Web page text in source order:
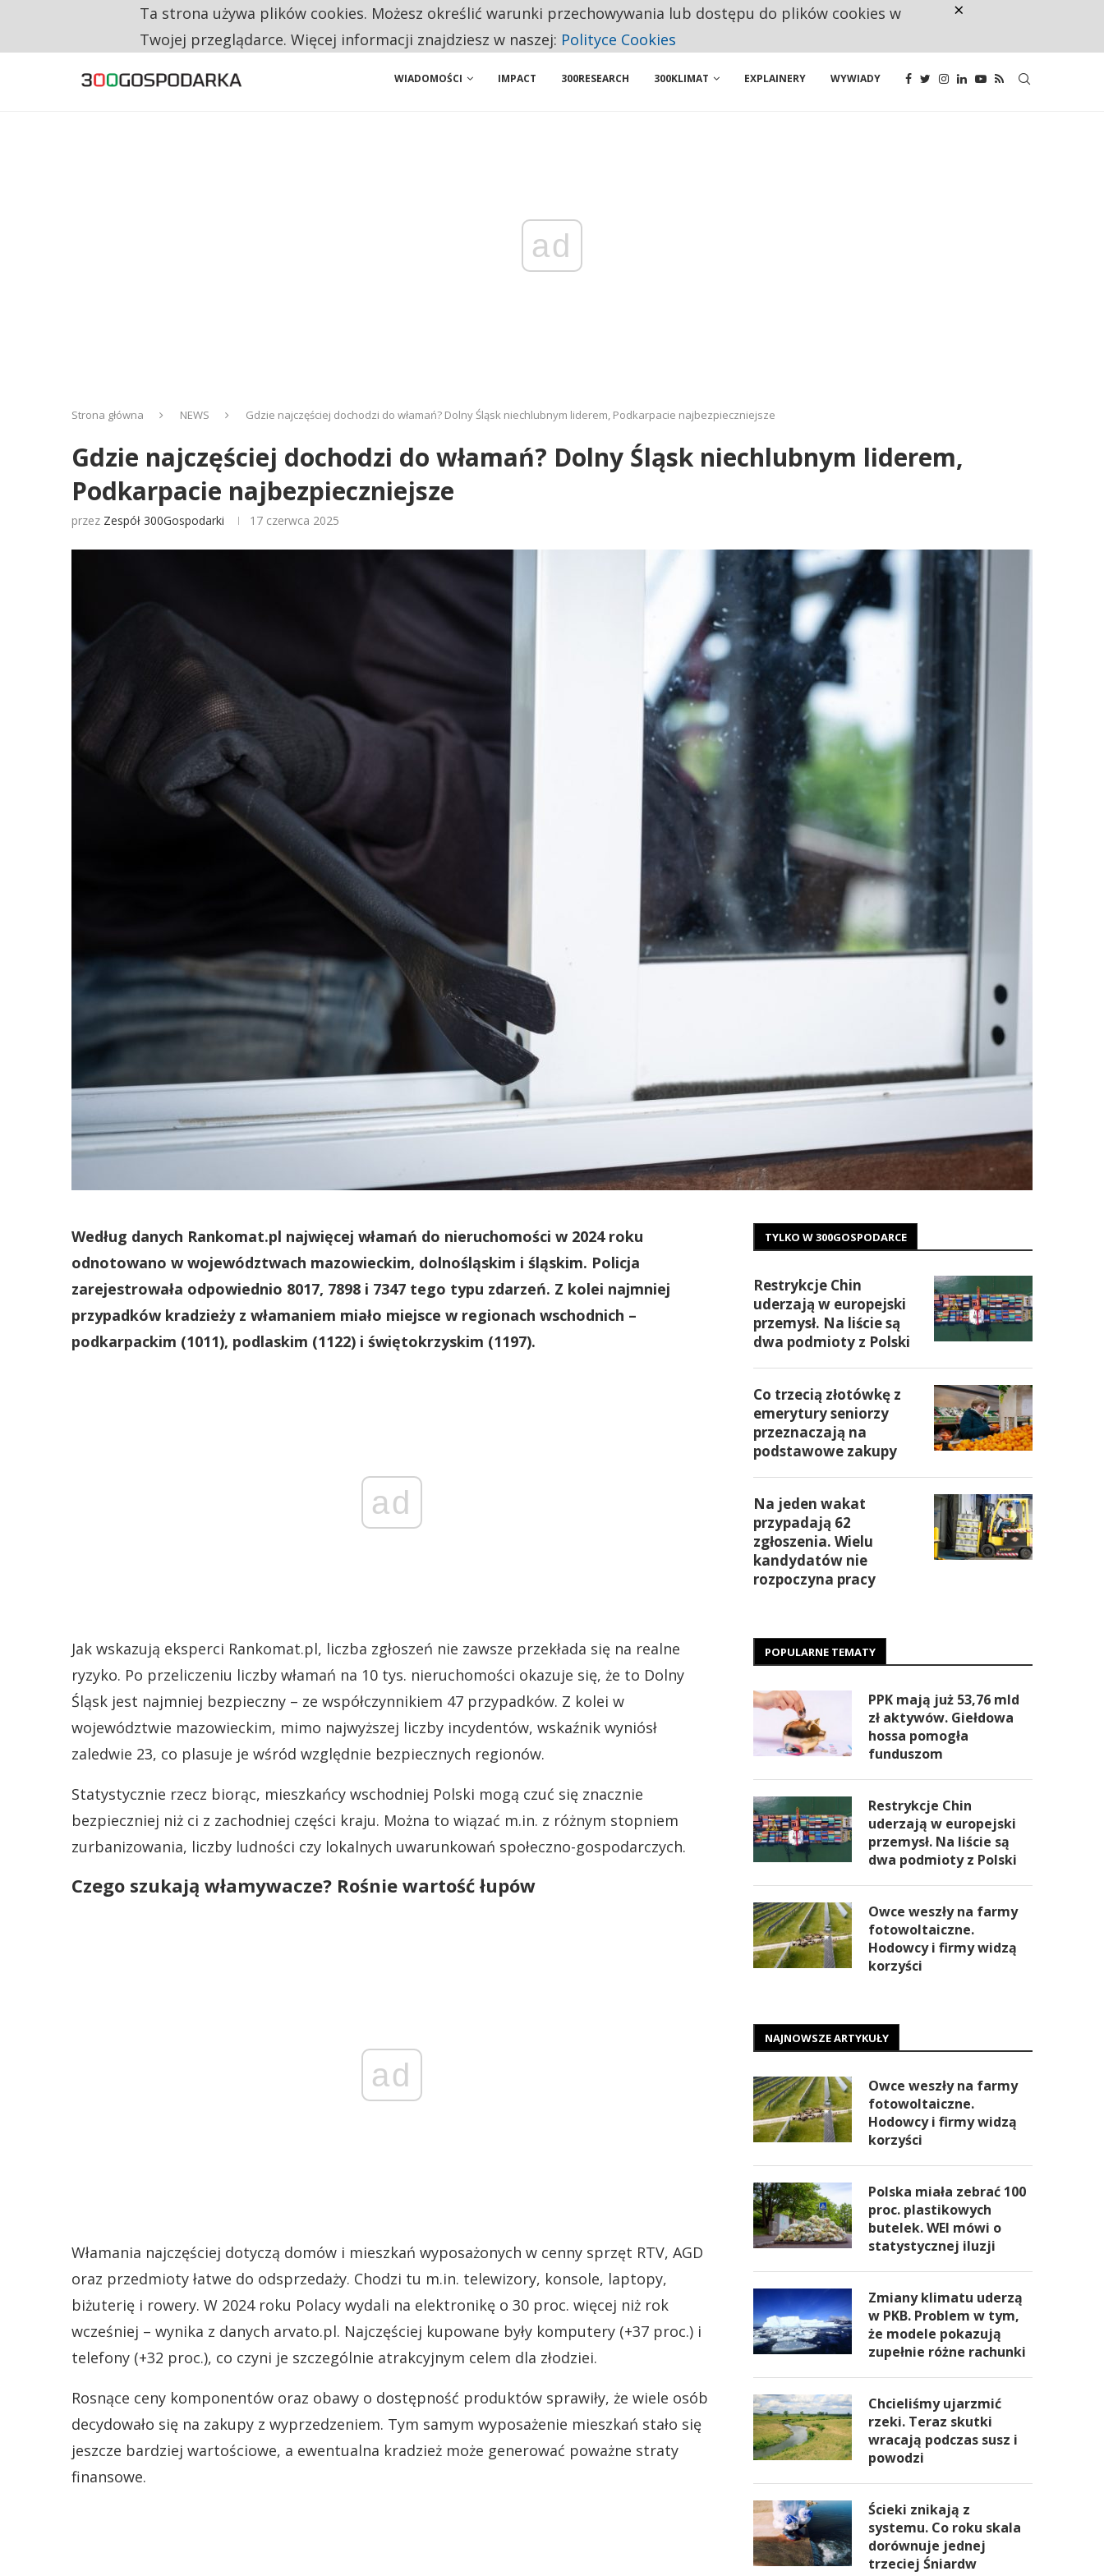
NA JEDEN WAKAT PRZYPADAJĄ 62 ZGŁOSZENIA. WIELU KANDYDATÓW NIE ROZPOCZYNA PRACY
WIADOMOŚCI IMPACT 300RESEARCH 300KLIMAT EXPLAINERY WYWIADY
ad
Strona główna NEWS Gdzie najczęściej dochodzi do włamań? Dolny Śląsk niechlubnym liderem, Podkarpacie najbezpieczniejsze
Gdzie najczęściej dochodzi do włamań? Dolny Śląsk niechlubnym liderem,
Podkarpacie najbezpieczniejsze
przez Zespół 300Gospodarki 17 czerwca 2025
Według danych Rankomat.pl najwięcej włamań do nieruchomości w 2024 roku
odnotowano w województwach mazowieckim, dolnośląskim i śląskim. Policja
zarejestrowała odpowiednio 8017, 7898 i 7347 tego typu zdarzeń. Z kolei najmniej
przypadków kradzieży z włamaniem miało miejsce w regionach wschodnich –
podkarpackim (1011), podlaskim (1122) i świętokrzyskim (1197).
ad
Jak wskazują eksperci Rankomat.pl, liczba zgłoszeń nie zawsze przekłada się na realne
ryzyko. Po przeliczeniu liczby włamań na 10 tys. nieruchomości okazuje się, że to Dolny
Śląsk jest najmniej bezpieczny – ze współczynnikiem 47 przypadków. Z kolei w
województwie mazowieckim, mimo najwyższej liczby incydentów, wskaźnik wyniósł
zaledwie 23, co plasuje je wśród względnie bezpiecznych regionów.
Statystycznie rzecz biorąc, mieszkańcy wschodniej Polski mogą czuć się znacznie
bezpieczniej niż ci z zachodniej części kraju. Można to wiązać m.in. z różnym stopniem
zurbanizowania, liczby ludności czy lokalnych uwarunkowań społeczno-gospodarczych.
Czego szukają włamywacze? Rośnie wartość łupów
ad
Włamania najczęściej dotyczą domów i mieszkań wyposażonych w cenny sprzęt RTV, AGD
oraz przedmioty łatwe do odsprzedaży. Chodzi tu m.in. telewizory, konsole, laptopy,
biżuterię i rowery. W 2024 roku Polacy wydali na elektronikę o 30 proc. więcej niż rok
wcześniej – wynika z danych arvato.pl. Najczęściej kupowane były komputery (+37 proc.) i
telefony (+32 proc.), co czyni je szczególnie atrakcyjnym celem dla złodziei.
Rosnące ceny komponentów oraz obawy o dostępność produktów sprawiły, że wiele osób
decydowało się na zakupy z wyprzedzeniem. Tym samym wyposażenie mieszkań stało się
jeszcze bardziej wartościowe, a ewentualna kradzież może generować poważne straty
finansowe.
TYLKO W 300GOSPODARCE
Restrykcje Chin
uderzają w europejski
przemysł. Na liście są
dwa podmioty z Polski
Co trzecią złotówkę z
emerytury seniorzy
przeznaczają na
podstawowe zakupy
Na jeden wakat
przypadają 62
zgłoszenia. Wielu
kandydatów nie
rozpoczyna pracy
POPULARNE TEMATY
PPK mają już 53,76 mld
zł aktywów. Giełdowa
hossa pomogła
funduszom
Restrykcje Chin
uderzają w europejski
przemysł. Na liście są
dwa podmioty z Polski
Owce weszły na farmy
fotowoltaiczne.
Hodowcy i firmy widzą
korzyści
NAJNOWSZE ARTYKUŁY
Owce weszły na farmy
fotowoltaiczne.
Hodowcy i firmy widzą
korzyści
Polska miała zebrać 100
proc. plastikowych
butelek. WEI mówi o
statystycznej iluzji
Zmiany klimatu uderzą
w PKB. Problem w tym,
że modele pokazują
zupełnie różne rachunki
Chcieliśmy ujarzmić
rzeki. Teraz skutki
wracają podczas susz i
powodzi
Ścieki znikają z
systemu. Co roku skala
dorównuje jednej
trzeciej Śniardw
Ta strona używa plików cookies. Możesz określić warunki przechowywania lub dostępu do plików cookies w
Twojej przeglądarce. Więcej informacji znajdziesz w naszej: Polityce Cookies
×